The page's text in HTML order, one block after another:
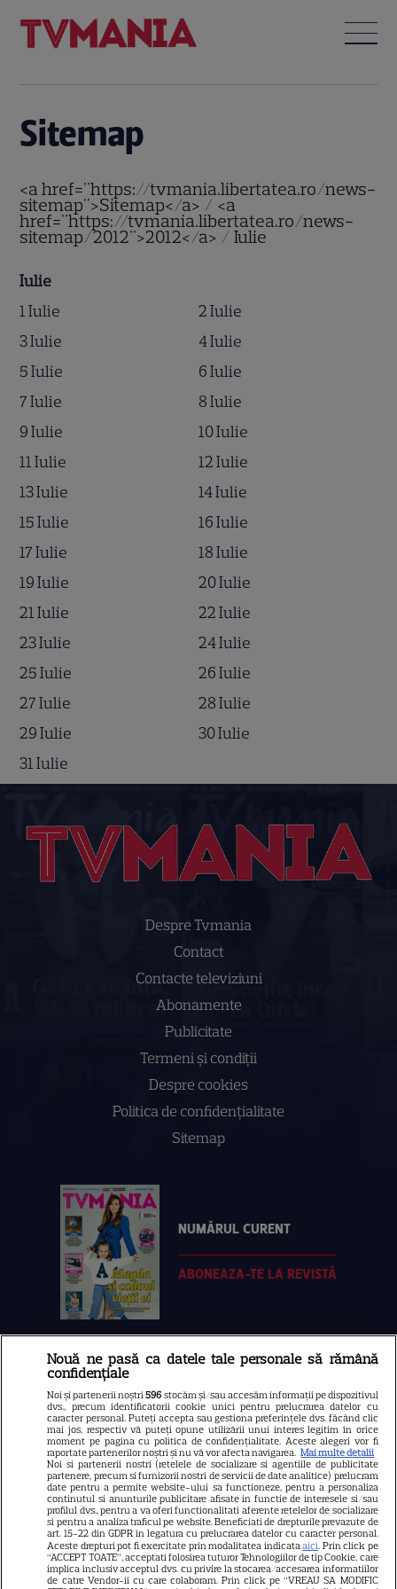
Sitemap
<a href="https://tvmania.libertatea.ro/news-
sitemap">Sitemap</a> / <a
href="https://tvmania.libertatea.ro/news-
sitemap/2012">2012</a> / Iulie
Iulie
1 Iulie
2 Iulie
3 Iulie
4 Iulie
5 Iulie
6 Iulie
7 Iulie
8 Iulie
9 Iulie
10 Iulie
11 Iulie
12 Iulie
13 Iulie
14 Iulie
15 Iulie
16 Iulie
17 Iulie
18 Iulie
19 Iulie
20 Iulie
21 Iulie
22 Iulie
23 Iulie
24 Iulie
25 Iulie
26 Iulie
27 Iulie
28 Iulie
29 Iulie
30 Iulie
31 Iulie
Despre Tvmania
Contact
Contacte televiziuni
Abonamente
Publicitate
Termeni și condiții
Despre cookies
Politica de confidenţialitate
Sitemap
NUMĂRUL CURENT
ABONEAZA-TE LA REVISTĂ
Libertatea
Libertatea pentru femei
GSP
Știri mondene
Avantaje
Elle
Unica
Retete practice
Nouă ne pasă ca datele tale personale să rămână
confidențiale
Noi și partenerii noștri596 stocăm și/sau accesăm informații pe dispozitivul
dvs., precum identificatorii cookie unici pentru prelucrarea datelor cu
caracter personal. Puteți accepta sau gestiona preferințele dvs. făcând clic
mai jos, respectiv vă puteți opune utilizării unui interes legitim în orice
moment pe pagina cu politica de confidențialitate. Aceste alegeri vor fi
raportate partenerilor noștri și nu vă vor afecta navigarea. Mai multe detalii
Noi si partenerii nostri (retelele de socializare si agentiile de publicitate
partenere, precum si furnizorii nostri de servicii de date analitice) prelucram
date pentru a permite website-ului sa functioneze, pentru a personaliza
continutul si anunturile publicitare afisate in functie de interesele si/sau
profilul dvs., pentru a va oferi functionalitati aferente retelelor de socializare
si pentru a analiza traficul pe website. Beneficiati de drepturile prevazute de
art. 15-22 din GDPR in legatura cu prelucrarea datelor cu caracter personal.
Aceste drepturi pot fi exercitate prin modalitatea indicataaici. Prin click pe
“ACCEPT TOATE”, acceptati folosirea tuturor Tehnologiilor de tip Cookie, care
implica inclusiv acceptul dvs. cu privire la stocarea/accesarea informatiilor
de catre Vendor-ii cu care colaboram. Prin click pe “VREAU SA MODIFIC